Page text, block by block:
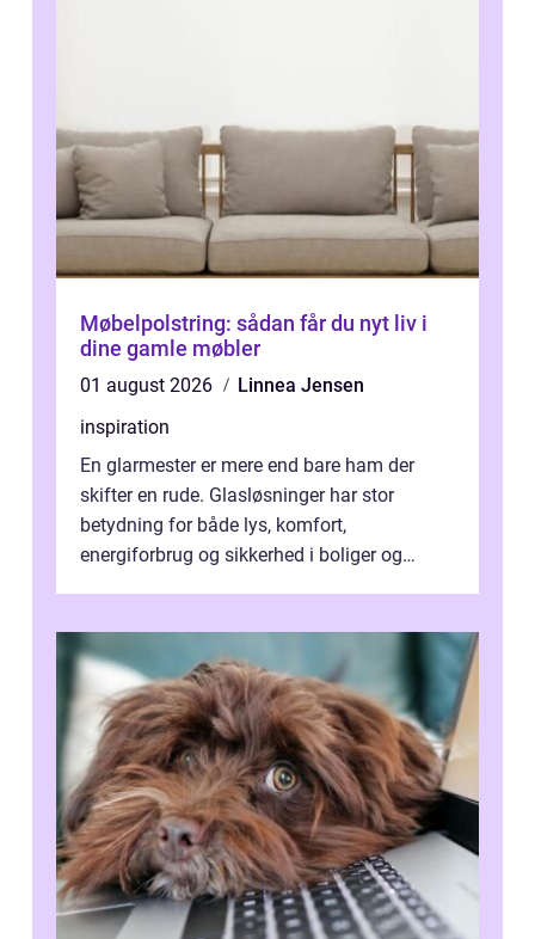
Møbelpolstring: sådan får du nyt liv i
dine gamle møbler
01 august 2026
Linnea Jensen
inspiration
En glarmester er mere end bare ham der
skifter en rude. Glasløsninger har stor
betydning for både lys, komfort,
energiforbrug og sikkerhed i boliger og